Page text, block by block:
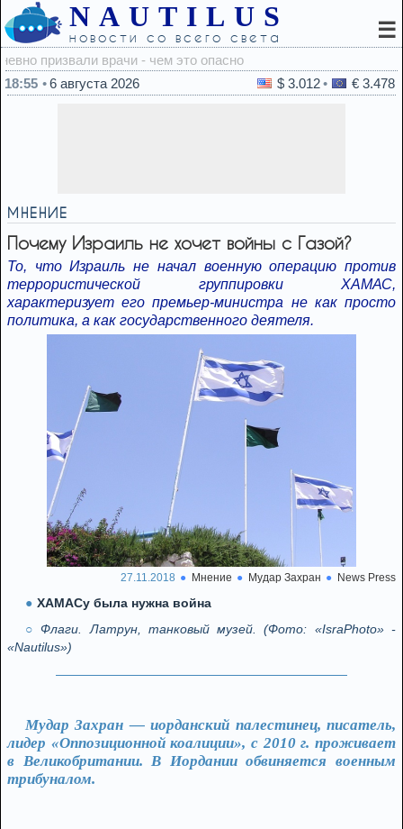
NAUTILUS
новости со всего света ☰
18:55
6 августа 2026 $ 3.012 € 3.478
МНЕНИЕ
Почему Израиль не хочет войны с Газой?
То, что Израиль не начал военную операцию против
террористической группировки ХАМАС,
характеризует его премьер-министра не как просто
политика, а как государственного деятеля.
27.11.2018 Мнение Мудар Захран News Press
ХАМАСу была нужна война
Флаги. Латрун, танковый музей. (Фото: «IsraPhoto» -
«Nautilus»)
Мудар Захран — иорданский палестинец, писатель,
лидер «Оппозиционной коалиции», с 2010 г. проживает
в Великобритании. В Иордании обвиняется военным
трибуналом.